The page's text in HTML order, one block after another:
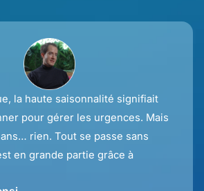
la haute saisonnalité signifiait
pour gérer les urgences. Mais
rien. Tout se passe sans
en grande partie grâce à